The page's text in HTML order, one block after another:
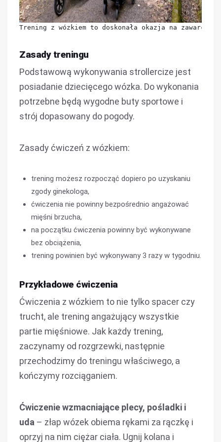
Trening z wózkiem to doskonała okazja na zawarcie
Zasady treningu
Podstawową wykonywania strollercize jest
posiadanie dziecięcego wózka. Do wykonania
potrzebne będą wygodne buty sportowe i
strój dopasowany do pogody.
Zasady ćwiczeń z wózkiem:
trening możesz rozpocząć dopiero po uzyskaniu
zgody ginekologa,
ćwiczenia nie powinny bezpośrednio angażować
mięśni brzucha,
na początku ćwiczenia powinny być wykonywane
bez obciążenia,
trening powinien być wykonywany 3 razy w tygodniu.
Przykładowe ćwiczenia
Ćwiczenia z wózkiem to nie tylko spacer czy
trucht, ale trening angażujący wszystkie
partie mięśniowe. Jak każdy trening,
zaczynamy od rozgrzewki, następnie
przechodzimy do treningu właściwego, a
kończymy rozciąganiem.
Ćwiczenie wzmacniające plecy, pośladki i
uda – złap wózek obiema rękami za rączkę i
oprzyj na nim ciężar ciała. Ugnij kolana i